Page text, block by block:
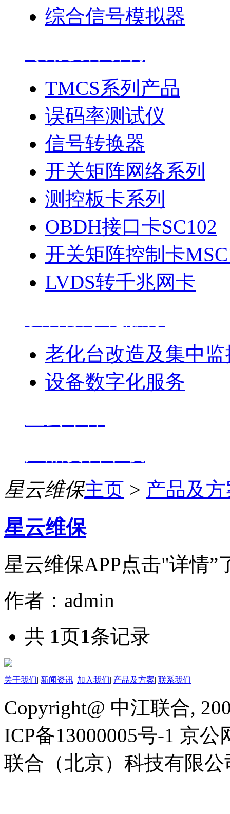
综合信号模拟器
TMCS系列产品
误码率测试仪
信号转换器
开关矩阵网络系列
测控板卡系列
OBDH接口卡SC102
开关矩阵控制卡
LVDS转千兆网卡
老化台改造及集中监
设备数字化服务
星云维保主页 > 产品及
星云维保
星云维保APP点击"详情”
作者：admin
共 1页1条记录
关于我们| 新闻资讯| 加入我们| 产品及方案| 联系我们
Copyright@ 中江联合,
ICP备13000005号-1 京公
联合（北京）科技有限公